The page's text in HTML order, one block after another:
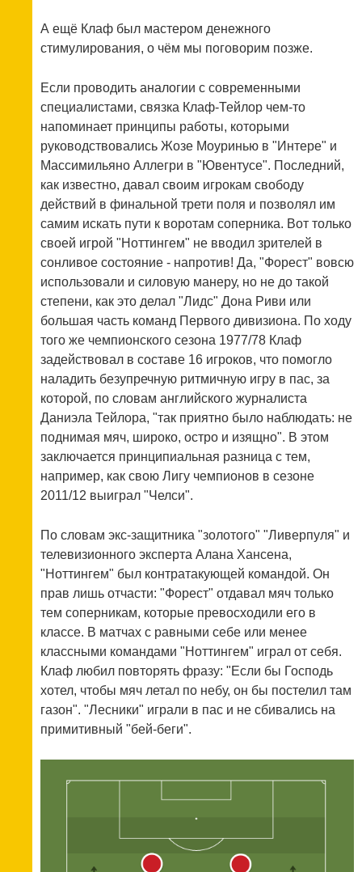
А ещё Клаф был мастером денежного
стимулирования, о чём мы поговорим позже.
Если проводить аналогии с современными
специалистами, связка Клаф-Тейлор чем-то
напоминает принципы работы, которыми
руководствовались Жозе Моуринью в "Интере" и
Массимильяно Аллегри в "Ювентусе". Последний,
как известно, давал своим игрокам свободу
действий в финальной трети поля и позволял им
самим искать пути к воротам соперника. Вот только
своей игрой "Ноттингем" не вводил зрителей в
сонливое состояние - напротив! Да, "Форест" вовсю
использовали и силовую манеру, но не до такой
степени, как это делал "Лидс" Дона Риви или
большая часть команд Первого дивизиона. По ходу
того же чемпионского сезона 1977/78 Клаф
задействовал в составе 16 игроков, что помогло
наладить безупречную ритмичную игру в пас, за
которой, по словам английского журналиста
Даниэла Тейлора, "так приятно было наблюдать: не
поднимая мяч, широко, остро и изящно". В этом
заключается принципиальная разница с тем,
например, как свою Лигу чемпионов в сезоне
2011/12 выиграл "Челси".
По словам экс-защитника "золотого" "Ливерпуля" и
телевизионного эксперта Алана Хансена,
"Ноттингем" был контратакующей командой. Он
прав лишь отчасти: "Форест" отдавал мяч только
тем соперникам, которые превосходили его в
классе. В матчах с равными себе или менее
классными командами "Ноттингем" играл от себя.
Клаф любил повторять фразу: "Если бы Господь
хотел, чтобы мяч летал по небу, он бы постелил там
газон". "Лесники" играли в пас и не сбивались на
примитивный "бей-беги".